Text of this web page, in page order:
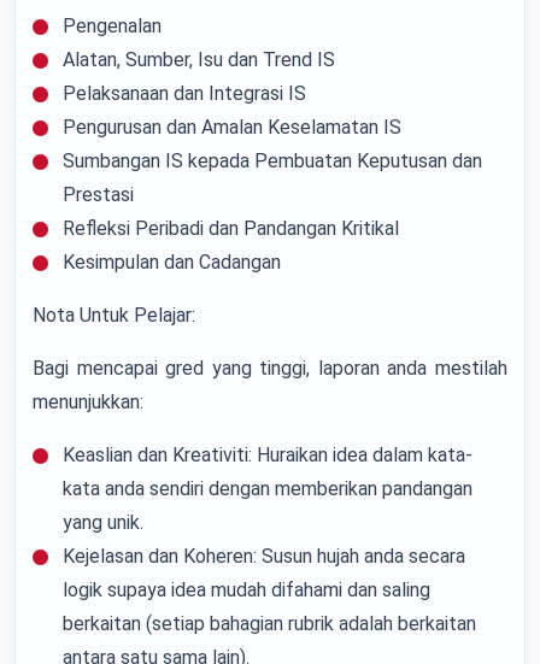
Pengenalan
Alatan, Sumber, Isu dan Trend IS
Pelaksanaan dan Integrasi IS
Pengurusan dan Amalan Keselamatan IS
Sumbangan IS kepada Pembuatan Keputusan dan
Prestasi
Refleksi Peribadi dan Pandangan Kritikal
Kesimpulan dan Cadangan
Nota Untuk Pelajar:
Bagi mencapai gred yang tinggi, laporan anda mestilah
menunjukkan:
Keaslian dan Kreativiti: Huraikan idea dalam kata-
kata anda sendiri dengan memberikan pandangan
yang unik.
Kejelasan dan Koheren: Susun hujah anda secara
logik supaya idea mudah difahami dan saling
berkaitan (setiap bahagian rubrik adalah berkaitan
antara satu sama lain).